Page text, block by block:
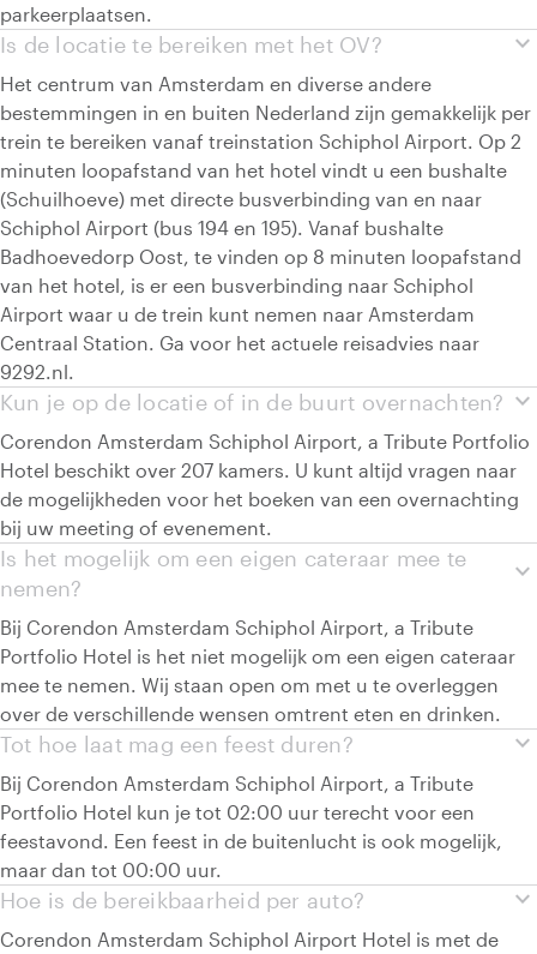
parkeerplaatsen.
expand_more
Is de locatie te bereiken met het OV?
Het centrum van Amsterdam en diverse andere
bestemmingen in en buiten Nederland zijn gemakkelijk per
trein te bereiken vanaf treinstation Schiphol Airport. Op 2
minuten loopafstand van het hotel vindt u een bushalte
(Schuilhoeve) met directe busverbinding van en naar
Schiphol Airport (bus 194 en 195). Vanaf bushalte
Badhoevedorp Oost, te vinden op 8 minuten loopafstand
van het hotel, is er een busverbinding naar Schiphol
Airport waar u de trein kunt nemen naar Amsterdam
Centraal Station. Ga voor het actuele reisadvies naar
9292.nl.
expand_more
Kun je op de locatie of in de buurt overnachten?
Corendon Amsterdam Schiphol Airport, a Tribute Portfolio
Hotel beschikt over 207 kamers. U kunt altijd vragen naar
de mogelijkheden voor het boeken van een overnachting
bij uw meeting of evenement.
expand_more
Is het mogelijk om een eigen cateraar mee te
nemen?
Bij Corendon Amsterdam Schiphol Airport, a Tribute
Portfolio Hotel is het niet mogelijk om een eigen cateraar
mee te nemen. Wij staan open om met u te overleggen
over de verschillende wensen omtrent eten en drinken.
expand_more
Tot hoe laat mag een feest duren?
Bij Corendon Amsterdam Schiphol Airport, a Tribute
Portfolio Hotel kun je tot 02:00 uur terecht voor een
feestavond. Een feest in de buitenlucht is ook mogelijk,
maar dan tot 00:00 uur.
expand_more
Hoe is de bereikbaarheid per auto?
Corendon Amsterdam Schiphol Airport Hotel is met de